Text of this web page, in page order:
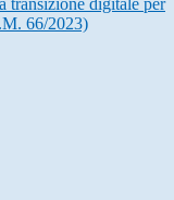
transizione digitale per
66/2023)